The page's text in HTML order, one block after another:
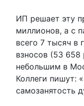
ИП решает эту
миллионов, а с
всего 7 тысяч в
взносов (53 658
небольшим в
Коллеги пишут:
самозанятость